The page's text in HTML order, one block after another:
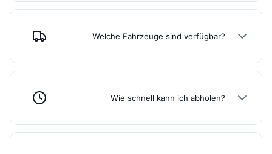
Welche Fahrzeuge sind verfügbar?
Wie schnell kann ich abholen?